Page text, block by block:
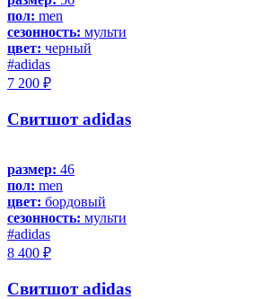
пол: men
сезонность: мульти
цвет: черный
#adidas
7 200 ₽
Свитшот adidas
размер: 46
пол: men
цвет: бордовый
сезонность: мульти
#adidas
8 400 ₽
Свитшот adidas